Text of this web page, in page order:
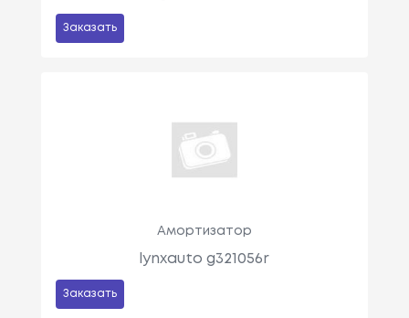
Заказать
Амортизатор
lynxauto g321056r
Заказать